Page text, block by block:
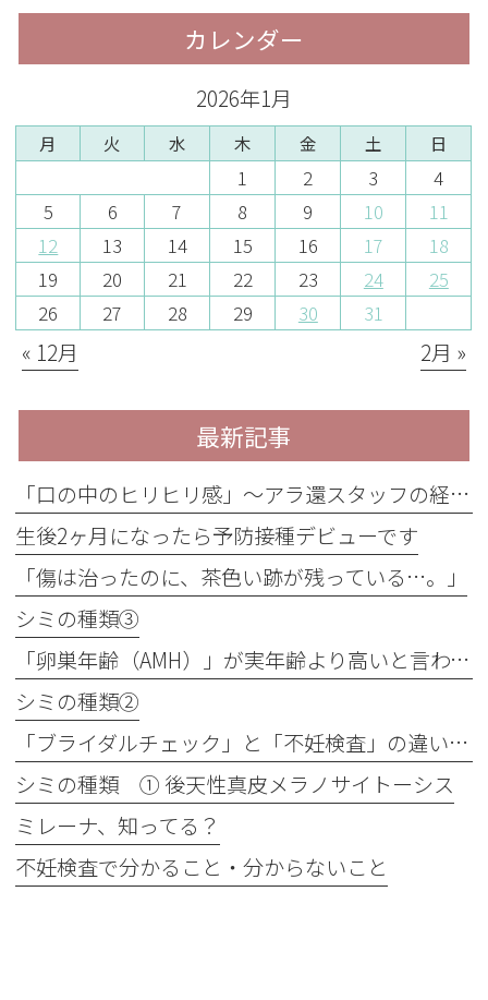
カレンダー
2026年1月
月 火 水 木 金 土 日
1 2 3
4
5
6 7 8 9 10
11
12
13 14 15 16 17
18
19
20 21 22 23 24
25
26
27 28 29 30 31
« 12月 2月 »
最新記事
「口の中のヒリヒリ感」〜アラ還スタッフの経験談
生後2ヶ月になったら予防接種デビューです
「傷は治ったのに、茶色い跡が残っている…。」
シミの種類③
「卵巣年齢（AMH）」が実年齢より高いと言われたら？
シミの種類②
「ブライダルチェック」と「不妊検査」の違いは？最近よく聞く「プレコンセプション」ってなぁに？
シミの種類 ① 後天性真皮メラノサイトーシス
ミレーナ、知ってる？
不妊検査で分かること・分からないこと